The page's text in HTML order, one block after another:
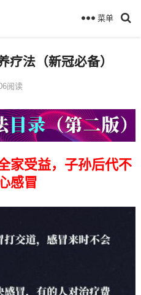
菜单
疗法（新冠必备）
阅读
家受益，子孙后代不
感冒